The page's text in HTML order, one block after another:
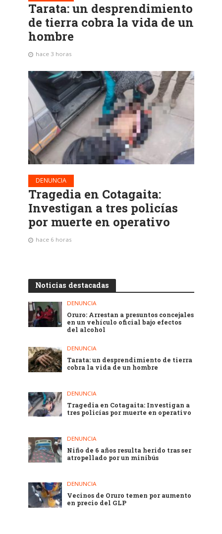
Tarata: un desprendimiento
de tierra cobra la vida de un
hombre
hace 3 horas
DENUNCIA
Tragedia en Cotagaita:
Investigan a tres policías
por muerte en operativo
hace 6 horas
Noticias destacadas
DENUNCIA
Oruro: Arrestan a presuntos concejales
en un vehículo oficial bajo efectos
del alcohol
DENUNCIA
Tarata: un desprendimiento de tierra
cobra la vida de un hombre
DENUNCIA
Tragedia en Cotagaita: Investigan a
tres policías por muerte en operativo
DENUNCIA
Niño de 6 años resulta herido tras ser
atropellado por un minibús
DENUNCIA
Vecinos de Oruro temen por aumento
en precio del GLP